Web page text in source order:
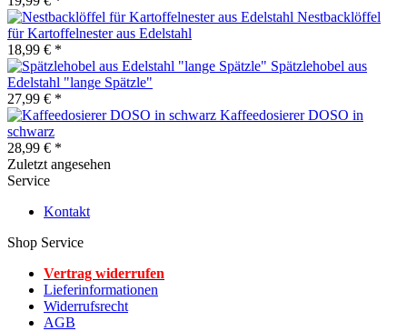
Nestbacklöffel
für Kartoffelnester aus Edelstahl
18,99 € *
Spätzlehobel aus
Edelstahl "lange Spätzle"
27,99 € *
Kaffeedosierer DOSO in
schwarz
28,99 € *
Zuletzt angesehen
Service
Kontakt
Shop Service
Vertrag widerrufen
Lieferinformationen
Widerrufsrecht
AGB